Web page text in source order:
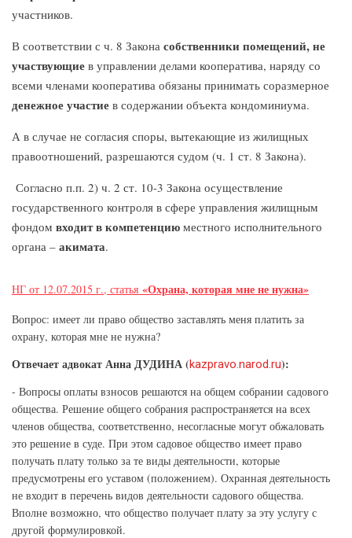
участников.
В соответствии с ч. 8 Закона собственники помещений, не
участвующие в управлении делами кооператива, наряду со
всеми членами кооператива обязаны принимать соразмерное
денежное участие в содержании объекта кондоминиума.
А в случае не согласия споры, вытекающие из жилищных
правоотношений, разрешаются судом (ч. 1 ст. 8 Закона).
Согласно п.п. 2) ч. 2 ст. 10-3 Закона осуществление
государственного контроля в сфере управления жилищным
фондом входит в компетенцию местного исполнительного
органа – акимата.
НГ от 12.07.2015 г., статья «Охрана, которая мне не нужна»
Вопрос: имеет ли право общество заставлять меня платить за
охрану, которая мне не нужна?
Отвечает адвокат Анна ДУДИНА (kazpravo.narod.ru):
- Вопросы оплаты взносов решаются на общем собрании садового
общества. Решение общего собрания распространяется на всех
членов общества, соответственно, несогласные могут обжаловать
это решение в суде. При этом садовое общество имеет право
получать плату только за те виды деятельности, которые
предусмотрены его уставом (положением). Охранная деятельность
не входит в перечень видов деятельности садового общества.
Вполне возможно, что общество получает плату за эту услугу с
другой формулировкой.